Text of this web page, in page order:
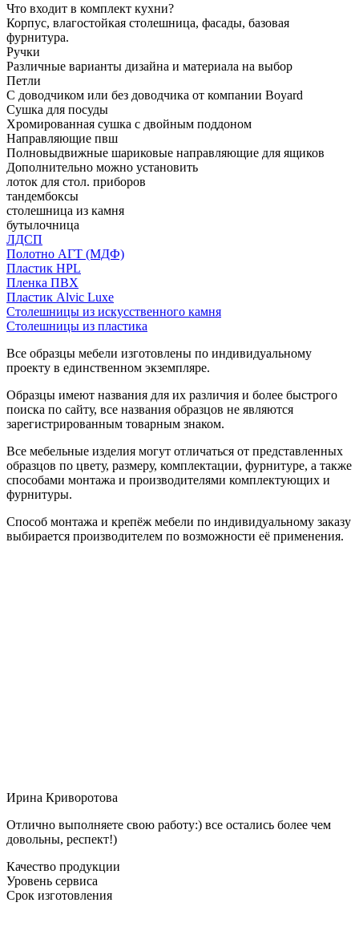
Что входит в комплект кухни?
Корпус, влагостойкая столешница, фасады, базовая
фурнитура.
Ручки
Различные варианты дизайна и материала на выбор
Петли
С доводчиком или без доводчика от компании Boyard
Сушка для посуды
Хромированная сушка с двойным поддоном
Направляющие пвш
Полновыдвижные шариковые направляющие для ящиков
Дополнительно можно установить
лоток для стол. приборов
тандембоксы
столешница из камня
бутылочница
ЛДСП
Полотно АГТ (МДФ)
Пластик HPL
Пленка ПВХ
Пластик Alvic Luxe
Столешницы из искусственного камня
Столешницы из пластика
Все образцы мебели изготовлены по индивидуальному
проекту в единственном экземпляре.
Образцы имеют названия для их различия и более быстрого
поиска по сайту, все названия образцов не являются
зарегистрированным товарным знаком.
Все мебельные изделия могут отличаться от представленных
образцов по цвету, размеру, комплектации, фурнитуре, а также
способами монтажа и производителями комплектующих и
фурнитуры.
Способ монтажа и крепёж мебели по индивидуальному заказу
выбирается производителем по возможности её применения.
Ирина Криворотова
Отлично выполняете свою работу:) все остались более чем
довольны, респект!)
Качество продукции
Уровень сервиса
Срок изготовления